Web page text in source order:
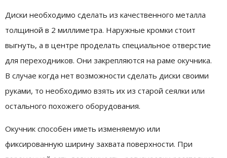
Диски необходимо сделать из качественного металла
толщиной в 2 миллиметра. Наружные кромки стоит
выгнуть, а в центре проделать специальное отверстие
для переходников. Они закрепляются на раме окучника.
В случае когда нет возможности сделать диски своими
руками, то необходимо взять их из старой сеялки или
остального похожего оборудования.
Окучник способен иметь изменяемую или
фиксированную ширину захвата поверхности. При